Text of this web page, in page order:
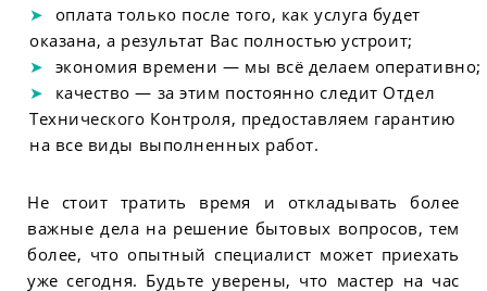
оплата только после того, как услуга будет
оказана, а результат Вас полностью устроит;
экономия времени — мы всё делаем оперативно;
качество — за этим постоянно следит Отдел
Технического Контроля, предоставляем гарантию
на все виды выполненных работ.
Не стоит тратить время и откладывать более
важные дела на решение бытовых вопросов, тем
более, что опытный специалист может приехать
уже сегодня. Будьте уверены, что мастер на час